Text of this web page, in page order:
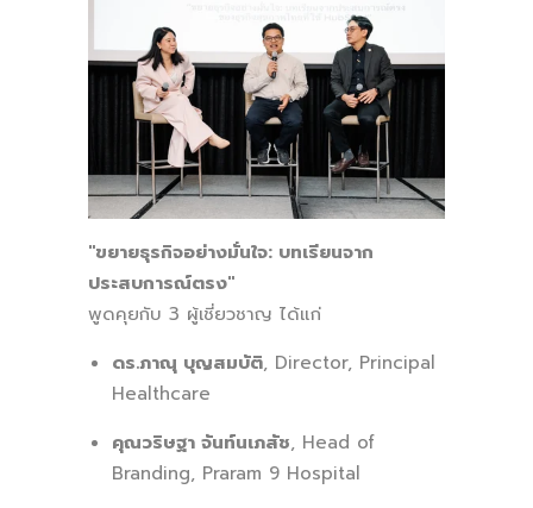
"ขยายธุรกิจอย่างมั่นใจ: บทเรียนจาก
ประสบการณ์ตรง"
พูดคุยกับ 3 ผู้เชี่ยวชาญ ได้แก่
ดร.ภาณุ บุญสมบัติ, Director, Principal
Healthcare
คุณวริษฐา จันท์นเภสัช, Head of
Branding, Praram 9 Hospital